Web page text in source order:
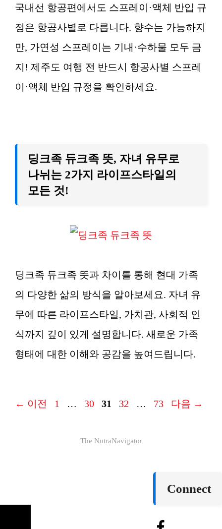
국내선 항공편에서도 스프레이·액체 반입 규
정은 항공사별로 다릅니다. 향수는 가능하지
만, 가연성 스프레이는 기내·수하물 모두 금
지! 제주도 여행 전 반드시 항공사별 스프레
이·액체 반입 규정을 확인하세요.
딩크족 듀크족 뜻, 자녀 유무로
나뉘는 2가지 라이프스타일의
모든 것!
딩크족 듀크족 뜻과 차이를 통해 현대 가족
의 다양한 삶의 방식을 알아보세요. 자녀 유
무에 따른 라이프스타일, 가치관, 사회적 인
식까지 깊이 있게 설명합니다. 새로운 가족
형태에 대한 이해와 공감을 높여드립니다.
← 이전
페
1 …
페
지
30
페
지
31
페
지
32 …
페
73 다음 →
The NutraNavigator
Connect